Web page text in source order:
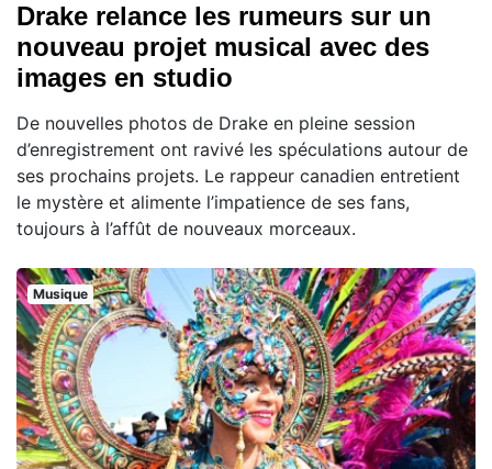
Drake relance les rumeurs sur un
nouveau projet musical avec des
images en studio
De nouvelles photos de Drake en pleine session
d’enregistrement ont ravivé les spéculations autour de
ses prochains projets. Le rappeur canadien entretient
le mystère et alimente l’impatience de ses fans,
toujours à l’affût de nouveaux morceaux.
Musique